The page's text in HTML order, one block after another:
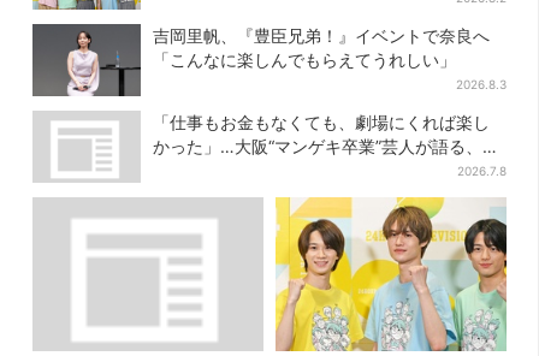
吉岡里帆、『豊臣兄弟！』イベントで奈良へ
「こんなに楽しんでもらえてうれしい」
2026.8.3
「仕事もお金もなくても、劇場にくれば楽し
かった」…大阪“マンゲキ卒業”芸人が語る、漫
2026.7.8